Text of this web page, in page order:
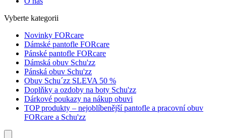
Vyberte kategorii
Novinky FORcare
Dámské pantofle FORcare
Pánské pantofle FORcare
Dámská obuv Schu'zz
Pánská obuv Schu'zz
Obuv Schu´zz SLEVA 50 %
Doplňky a ozdoby na boty Schu'zz
Dárkové poukazy na nákup obuvi
TOP produkty – nejoblíbenější pantofle a pracovní obuv
FORcare a Schu'zz